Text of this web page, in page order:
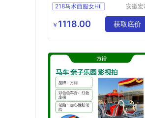
尚218马术西服女Hil
安徽宏
有限公
￥ 1118.00 获取底价